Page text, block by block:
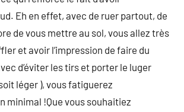
Eh en effet, avec de ruer partout, de
de vous mettre au sol, vous allez très
et avoir l’impression de faire du
d’éviter les tirs et porter le luger
léger ), vous fatiguerez
minimal !Que vous souhaitiez